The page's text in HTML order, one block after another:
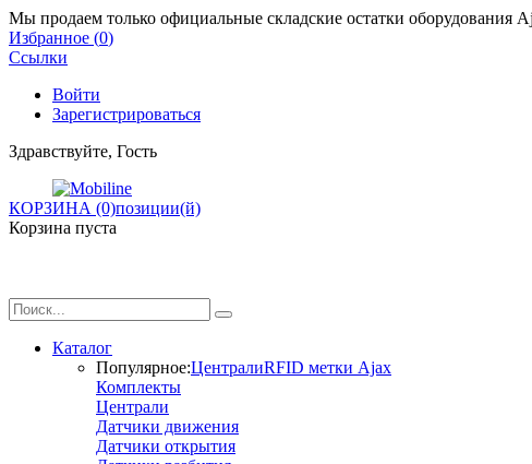
Мы продаем только официальные складские остатки оборудования
Избранное (0)
Ссылки
Войти
Зарегистрироваться
Здравствуйте, Гость
КОРЗИНА (0)позиции(й)
Корзина пуста
Каталог
Популярное:ЦентралиRFID метки Ajax
Комплекты
Централи
Датчики движения
Датчики открытия